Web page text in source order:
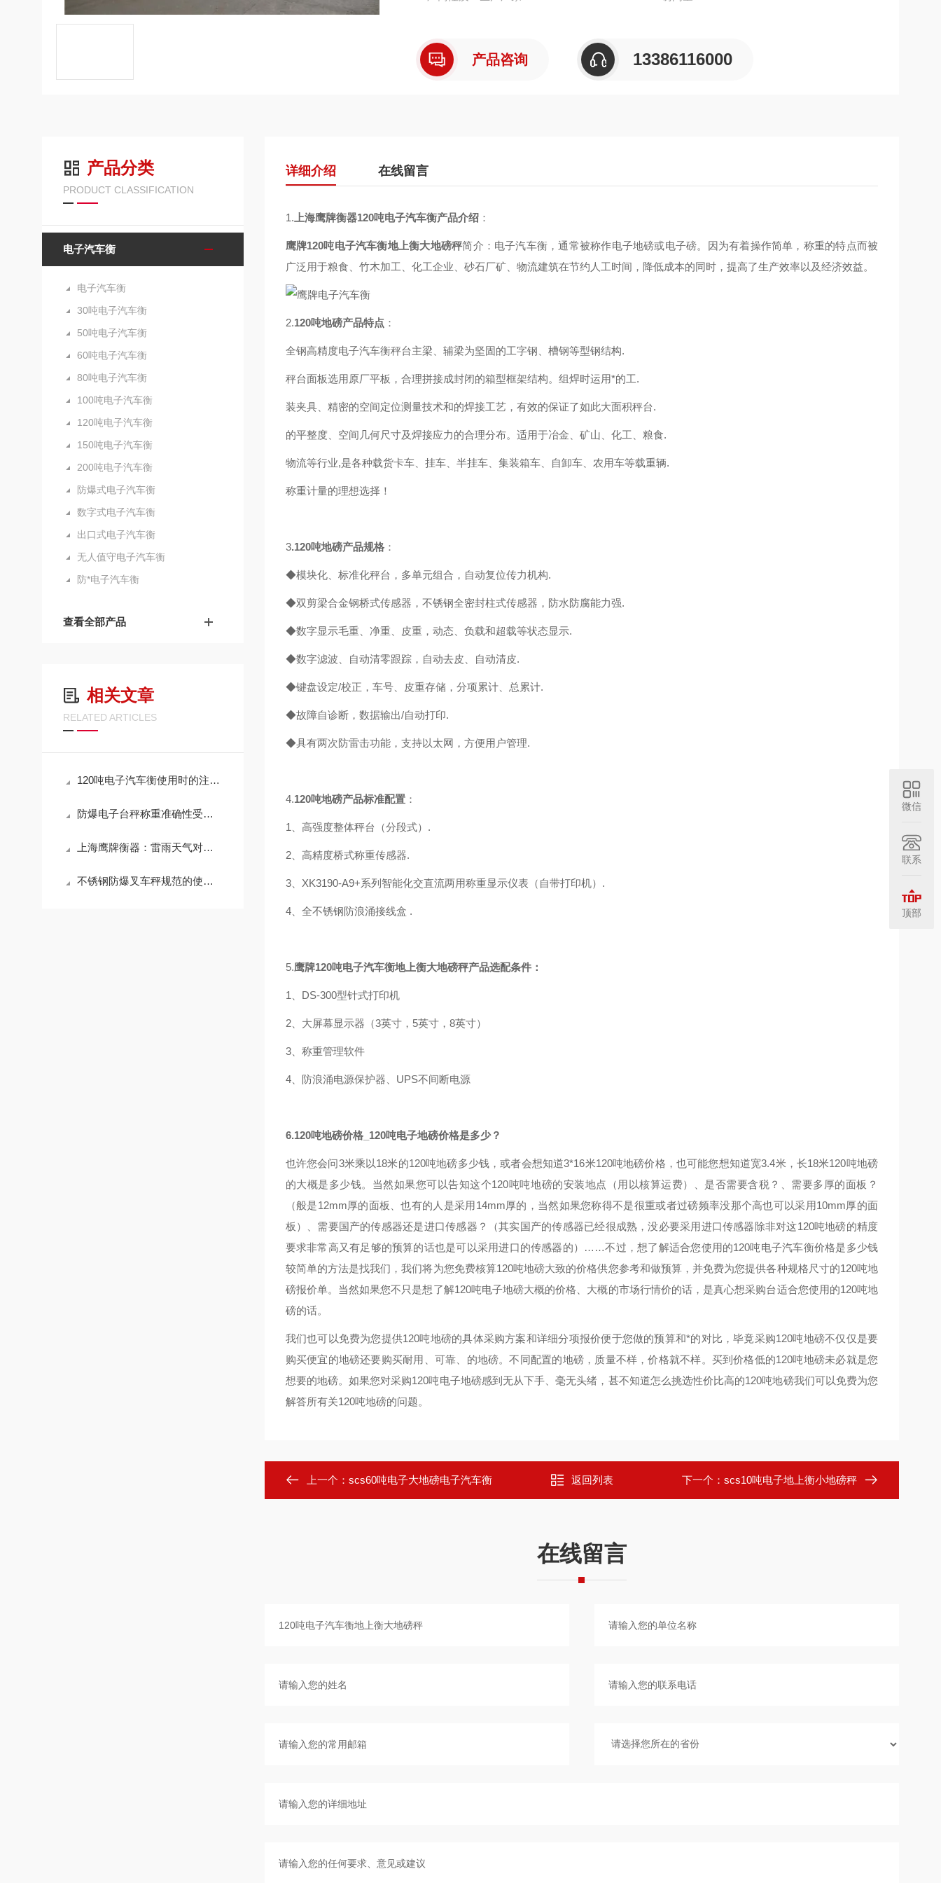
产品咨询 13386116000
产品分类
PRODUCT CLASSIFICATION
电子汽车衡
电子汽车衡
30吨电子汽车衡
50吨电子汽车衡
60吨电子汽车衡
80吨电子汽车衡
100吨电子汽车衡
120吨电子汽车衡
150吨电子汽车衡
200吨电子汽车衡
防爆式电子汽车衡
数字式电子汽车衡
出口式电子汽车衡
无人值守电子汽车衡
防*电子汽车衡
查看全部产品
相关文章
RELATED ARTICLES
120吨电子汽车衡使用时的注意事项有哪些？
防爆电子台秤称重准确性受哪些因素影响？
上海鹰牌衡器：雷雨天气对电子地磅有什么影响？
不锈钢防爆叉车秤规范的使用方法
详细介绍 在线留言
1. 上海鹰牌衡器120吨电子汽车衡产品介绍：
鹰牌120吨电子汽车衡地上衡大地磅秤简介：电子汽车衡，通常被称作电子地磅或电子磅。因为有着操作简单，称重的特点而被
广泛用于粮食、竹木加工、化工企业、砂石厂矿、物流建筑在节约人工时间，降低成本的同时，提高了生产效率以及经济效益。
2.120吨地磅产品特点 ：
全钢高精度电子汽车衡秤台主梁、辅梁为坚固的工字钢、槽钢等型钢结构.
秤台面板选用原厂平板，合理拼接成封闭的箱型框架结构。组焊时运用*的工.
装夹具、精密的空间定位测量技术和的焊接工艺，有效的保证了如此大面积秤台.
的平整度、空间几何尺寸及焊接应力的合理分布。适用于冶金、矿山、化工、粮食.
物流等行业,是各种载货卡车、挂车、半挂车、集装箱车、自卸车、农用车等载重辆.
称重计量的理想选择！
3.120吨地磅产品规格：
◆模块化、标准化秤台，多单元组合，自动复位传力机构.
◆双剪梁合金钢桥式传感器，不锈钢全密封柱式传感器，防水防腐能力强.
◆数字显示毛重、净重、皮重，动态、负载和超载等状态显示.
◆数字滤波、自动清零跟踪，自动去皮、自动清皮.
◆键盘设定/校正，车号、皮重存储，分项累计、总累计.
◆故障自诊断，数据输出/自动打印.
◆具有两次防雷击功能，支持以太网，方便用户管理.
4.120吨地磅产品标准配置：
1、高强度整体秤台（分段式） .
2、高精度桥式称重传感器.
3、XK3190-A9+系列智能化交直流两用称重显示仪表（自带打印机） .
4、全不锈钢防浪涌接线盒 .
5.鹰牌120吨电子汽车衡地上衡大地磅秤产品选配条件：
1、DS-300型针式打印机
2、大屏幕显示器（3英寸，5英寸，8英寸）
3、称重管理软件
4、防浪涌电源保护器、UPS不间断电源
6.120吨地磅价格_120吨电子地磅价格是多少？
也许您会问3米乘以18米的120吨地磅多少钱，或者会想知道3*16米120吨地磅价格，也可能您想知道宽3.4米，长18米120吨地磅
的大概是多少钱。当然如果您可以告知这个120吨吨地磅的安装地点（用以核算运费）、是否需要含税？、需要多厚的面板？
（般是12mm厚的面板、也有的人是采用14mm厚的，当然如果您称得不是很重或者过磅频率没那个高也可以采用10mm厚的面
板）、需要国产的传感器还是进口传感器？（其实国产的传感器已经很成熟，没必要采用进口传感器除非对这120吨地磅的精度
要求非常高又有足够的预算的话也是可以采用进口的传感器的）……不过，想了解适合您使用的120吨电子汽车衡价格是多少钱
较简单的方法是找我们，我们将为您免费核算120吨地磅大致的价格供您参考和做预算，并免费为您提供各种规格尺寸的120吨地
磅报价单。当然如果您不只是想了解120吨电子地磅大概的价格、大概的市场行情价的话，是真心想采购台适合您使用的120吨地
磅的话。
我们也可以免费为您提供120吨地磅的具体采购方案和详细分项报价便于您做的预算和*的对比，毕竟采购120吨地磅不仅仅是要
购买便宜的地磅还要购买耐用、可靠、的地磅。不同配置的地磅，质量不样，价格就不样。买到价格低的120吨地磅未必就是您
想要的地磅。如果您对采购120吨电子地磅感到无从下手、毫无头绪，甚不知道怎么挑选性价比高的120吨地磅我们可以免费为您
解答所有关120吨地磅的问题。
上一个： scs60吨电子大地磅电子汽车衡 返回列表 下一个： scs10吨电子地上衡小地磅秤
在线留言
微信
联系
顶部